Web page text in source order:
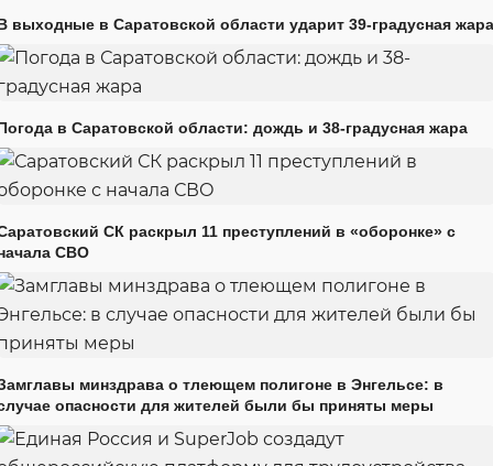
выходные в Саратовской области ударит 39-градусная жара
в Саратовской области: дождь и 38-градусная жара
СК раскрыл 11 преступлений в «оборонке» с
СВО
минздрава о тлеющем полигоне в Энгельсе: в
опасности для жителей были бы приняты меры